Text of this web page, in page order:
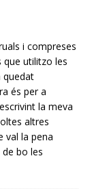
i compreses
que utilitzo les
quedat
és per a
la meva
altres
val la pena
bo les